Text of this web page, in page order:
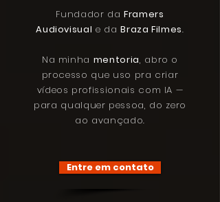
Fundador daFramers
Audiovisual e daBraza Filmes.
Na minha mentoria, abro o
processo que uso pra criar
vídeos profissionais com IA —
para qualquer pessoa, do zero
ao avançado.
Entre em contato